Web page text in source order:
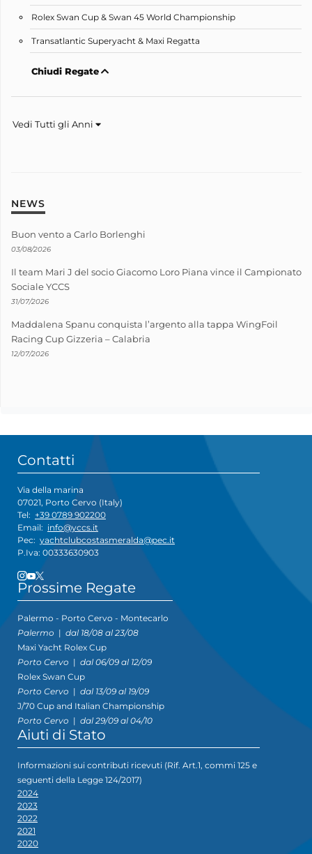
Rolex Swan Cup & Swan 45 World Championship
Transatlantic Superyacht & Maxi Regatta
Chiudi Regate
Vedi Tutti gli Anni
NEWS
Buon vento a Carlo Borlenghi
03/08/2026
Il team Mari J del socio Giacomo Loro Piana vince il Campionato
Sociale YCCS
31/07/2026
Maddalena Spanu conquista l’argento alla tappa WingFoil
Racing Cup Gizzeria – Calabria
12/07/2026
Contatti
Via della marina
07021, Porto Cervo (Italy)
Tel: +39 0789 902200
Email: info@yccs.it
Pec: yachtclubcostasmeralda@pec.it
P.Iva: 00333630903
Prossime Regate
Palermo - Porto Cervo - Montecarlo
Palermo | dal 18/08 al 23/08
Maxi Yacht Rolex Cup
Porto Cervo | dal 06/09 al 12/09
Rolex Swan Cup
Porto Cervo | dal 13/09 al 19/09
J/70 Cup and Italian Championship
Porto Cervo | dal 29/09 al 04/10
Aiuti di Stato
Informazioni sui contributi ricevuti (Rif. Art.1, commi 125 e
seguenti della Legge 124/2017)
2024
2023
2022
2021
2020